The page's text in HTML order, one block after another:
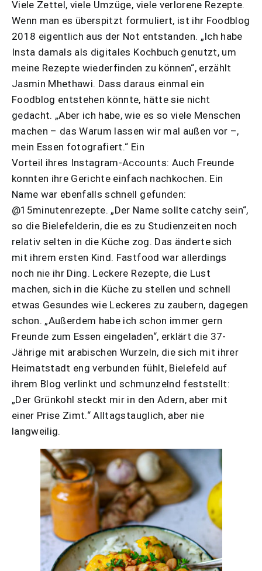
Viele Zettel, viele Umzüge, viele verlorene Rezepte.
Wenn man es überspitzt formuliert, ist ihr Foodblog
2018 eigentlich aus der Not entstanden. „Ich habe
Insta damals als digitales Kochbuch genutzt, um
meine Rezepte wiederfinden zu können“, erzählt
Jasmin Mhethawi. Dass daraus einmal ein
Foodblog entstehen könnte, hätte sie nicht
gedacht. „Aber ich habe, wie es so viele Menschen
machen – das Warum lassen wir mal außen vor –,
mein Essen fotografiert.“ Ein
Vorteil ihres Instagram-Accounts: Auch Freunde
konnten ihre Gerichte einfach nachkochen. Ein
Name war ebenfalls schnell gefunden:
@15minutenrezepte. „Der Name sollte catchy sein“,
so die Bielefelderin, die es zu Studienzeiten noch
relativ selten in die Küche zog. Das änderte sich
mit ihrem ersten Kind. Fastfood war allerdings
noch nie ihr Ding. Leckere Rezepte, die Lust
machen, sich in die Küche zu stellen und schnell
etwas Gesundes wie Leckeres zu zaubern, dagegen
schon. „Außerdem habe ich schon immer gern
Freunde zum Essen eingeladen“, erklärt die 37-
Jährige mit arabischen Wurzeln, die sich mit ihrer
Heimatstadt eng verbunden fühlt, Bielefeld auf
ihrem Blog verlinkt und schmunzelnd feststellt:
„Der Grünkohl steckt mir in den Adern, aber mit
einer Prise Zimt.“ Alltagstauglich, aber nie
langweilig.